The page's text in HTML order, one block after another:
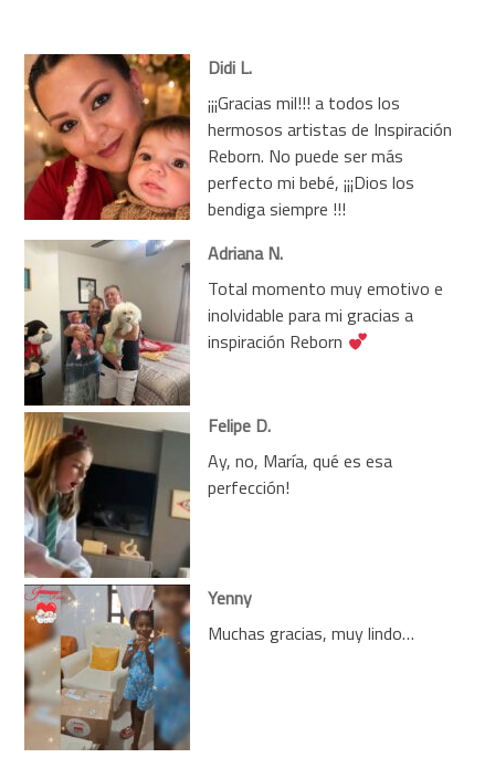
Didi L.
¡¡¡Gracias mil!!! a todos los
hermosos artistas de Inspiración
Reborn. No puede ser más
perfecto mi bebé, ¡¡¡Dios los
bendiga siempre !!!
Adriana N.
Total momento muy emotivo e
inolvidable para mi gracias a
inspiración Reborn
Felipe D.
Ay, no, María, qué es esa
perfección!
Yenny
Muchas gracias, muy lindo…